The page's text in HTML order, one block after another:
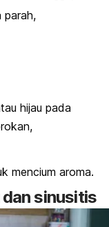
parah,
hijau pada
mencium aroma.
sinusitis